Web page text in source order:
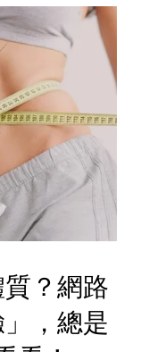
？網路
，總是